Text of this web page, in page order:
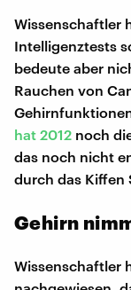
Wissenschaftler
Intelligenztests
bedeute aber
Rauchen von
hat 2012 noch
das noch nicht
durch das Kiffen
Gehirn
Wissenschaftler